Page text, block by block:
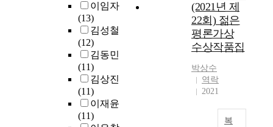
이임자
(13)
김성철
(12)
김동민
(11)
김상진
(11)
이재윤
(11)
(2021년 제
22회) 젊은
평론가상
수상작품집
박상수
역락
2021
복